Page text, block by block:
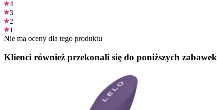
4
3
2
1
Nie ma oceny dla tego produktu
Klienci również przekonali się do poniższych